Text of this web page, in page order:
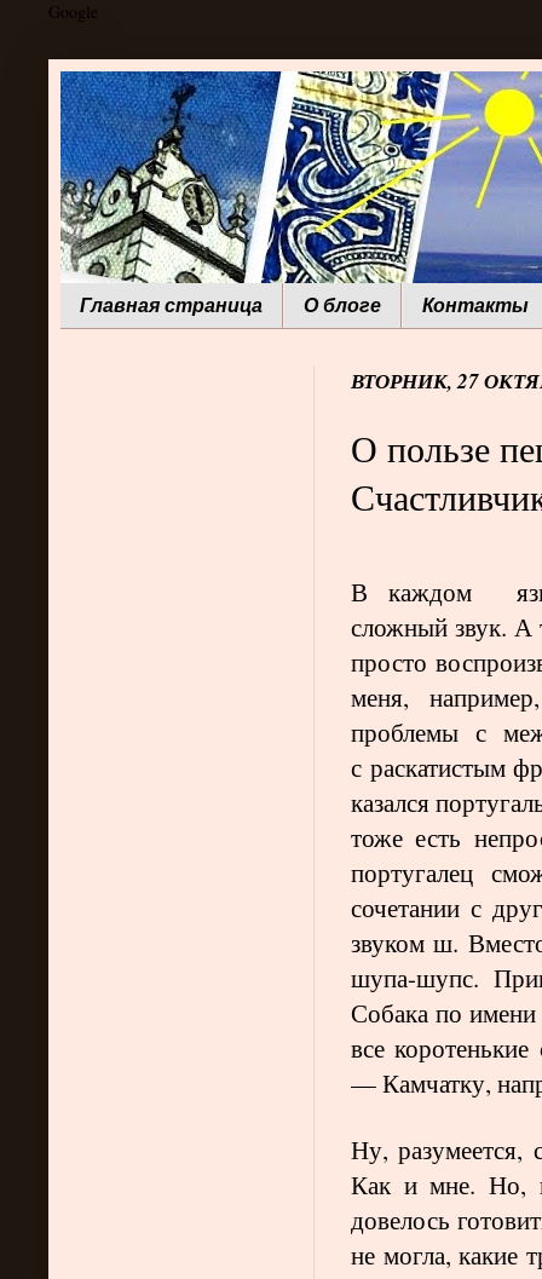
Google
Главная страница О блоге Контакты
ВТОРНИК, 27
О пользе
В каждом
сложный звук. А
просто
меня,
проблемы с
с раскатистым
казался
тоже есть
португалец
сочетании с
звуком ш.
шупа-шупс.
Собака по
все
— Камчатку,
Ну,
Как и мне. Но,
довелось
не могла, какие